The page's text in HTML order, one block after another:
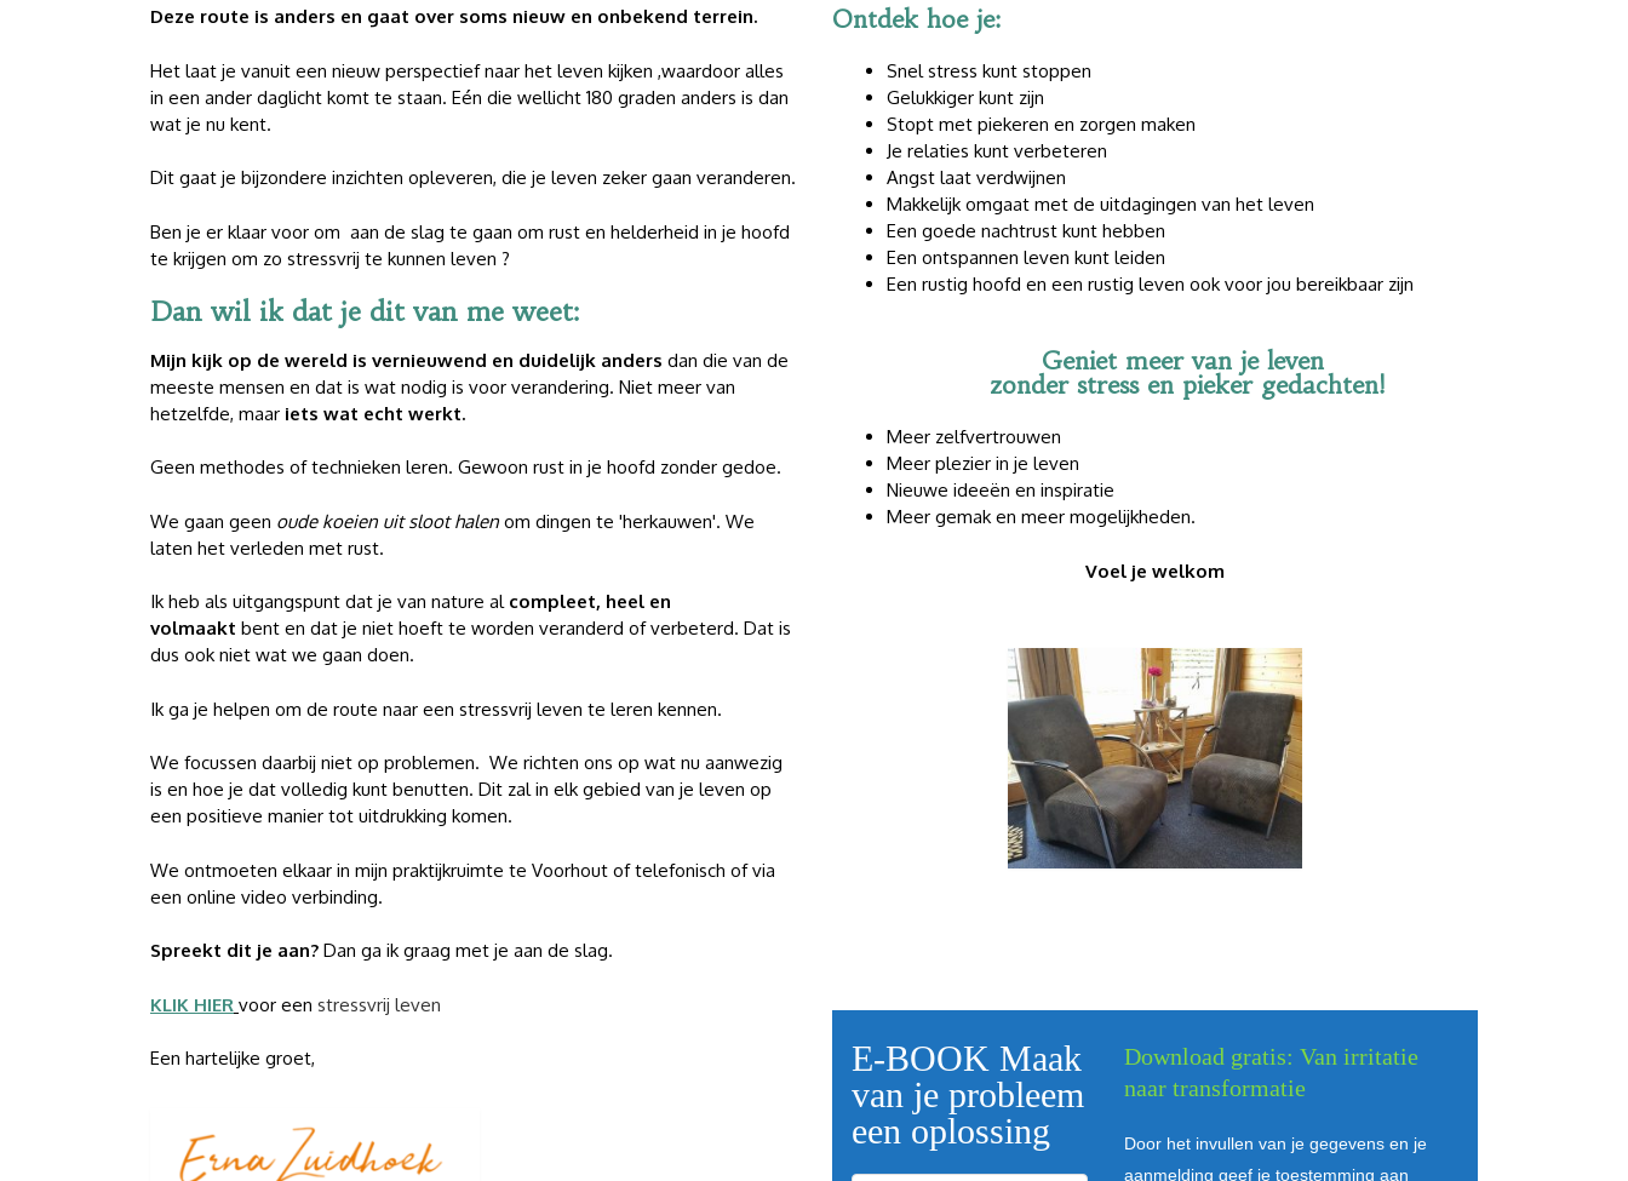
Deze route is anders en gaat over soms nieuw en onbekend terrein.
Het laat je vanuit een nieuw perspectief naar het leven kijken ,waardoor alles
in een ander daglicht komt te staan. Eén die wellicht 180 graden anders is dan
wat je nu kent.
Dit gaat je bijzondere inzichten opleveren, die je leven zeker gaan veranderen.
Ben je er klaar voor om aan de slag te gaan om rust en helderheid in je hoofd
te krijgen om zo stressvrij te kunnen leven ?
Dan wil ik dat je dit van me weet:
Mijn kijk op de wereld is vernieuwend en duidelijk anders dan die van de
meeste mensen en dat is wat nodig is voor verandering. Niet meer van
hetzelfde, maar iets wat echt werkt.
Geen methodes of technieken leren. Gewoon rust in je hoofd zonder gedoe.
We gaan geen oude koeien uit sloot halen om dingen te 'herkauwen'. We
laten het verleden met rust.
Ik heb als uitgangspunt dat je van nature al compleet, heel en
volmaakt bent en dat je niet hoeft te worden veranderd of verbeterd. Dat is
dus ook niet wat we gaan doen.
Ik ga je helpen om de route naar een stressvrij leven te leren kennen.
We focussen daarbij niet op problemen. We richten ons op wat nu aanwezig
is en hoe je dat volledig kunt benutten. Dit zal in elk gebied van je leven op
een positieve manier tot uitdrukking komen.
We ontmoeten elkaar in mijn praktijkruimte te Voorhout of telefonisch of via
een online video verbinding.
Spreekt dit je aan? Dan ga ik graag met je aan de slag.
KLIK HIER voor een stressvrij leven
Een hartelijke groet,
Ontdek hoe je:
Snel stress kunt stoppen
Gelukkiger kunt zijn
Stopt met piekeren en zorgen maken
Je relaties kunt verbeteren
Angst laat verdwijnen
Makkelijk omgaat met de uitdagingen van het leven
Een goede nachtrust kunt hebben
Een ontspannen leven kunt leiden
Een rustig hoofd en een rustig leven ook voor jou bereikbaar zijn
Geniet meer van je leven
zonder stress en pieker gedachten!
Meer zelfvertrouwen
Meer plezier in je leven
Nieuwe ideeën en inspiratie
Meer gemak en meer mogelijkheden.
Voel je welkom
E-BOOK Maak
van je probleem
een oplossing
Download gratis: Van irritatie
naar transformatie
Door het invullen van je gegevens en je
aanmelding geef je toestemming aan